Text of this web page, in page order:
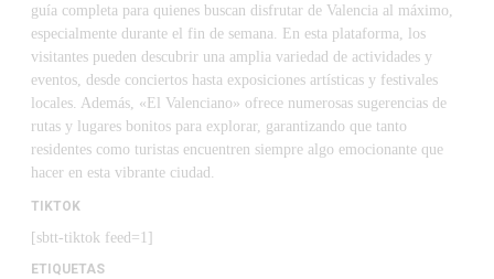
guía completa para quienes buscan disfrutar de Valencia al máximo,
especialmente durante el fin de semana. En esta plataforma, los
visitantes pueden descubrir una amplia variedad de actividades y
eventos, desde conciertos hasta exposiciones artísticas y festivales
locales. Además, «El Valenciano» ofrece numerosas sugerencias de
rutas y lugares bonitos para explorar, garantizando que tanto
residentes como turistas encuentren siempre algo emocionante que
hacer en esta vibrante ciudad.
TIKTOK
[sbtt-tiktok feed=1]
ETIQUETAS